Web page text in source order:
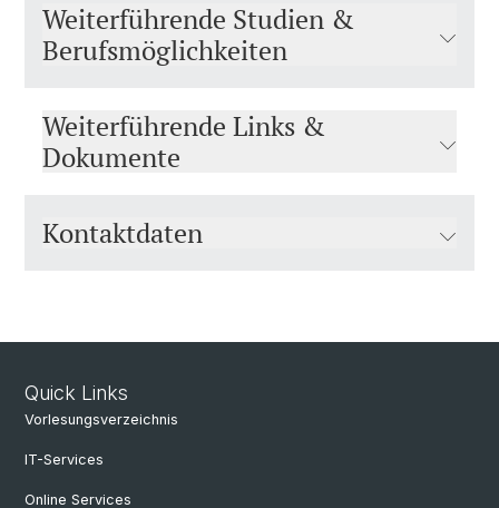
Weiterführende Studien &
Berufsmöglichkeiten
Weiterführende Links &
Dokumente
Kontaktdaten
Quick Links
Vorlesungsverzeichnis
IT-Services
Online Services